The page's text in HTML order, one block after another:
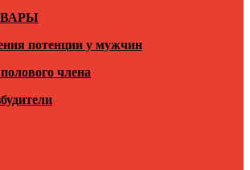
потенции у мужчин
члена